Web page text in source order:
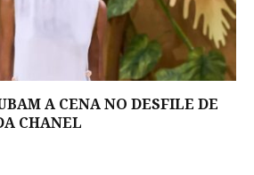
A CENA NO DESFILE DE
CHANEL